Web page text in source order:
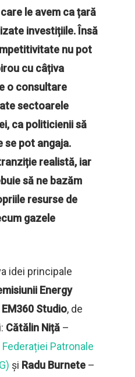
le avem ca țară
investițiile. Însă
nu pot
cu câțiva
o consultare
sectoarele
ca politicienii să
se pot angaja.
realistă, iar
să ne bazăm
resurse de
gazele
idei principale
Energy
Studio, de
Cătălin Niță –
Federației Patronale
și Radu Burnete –